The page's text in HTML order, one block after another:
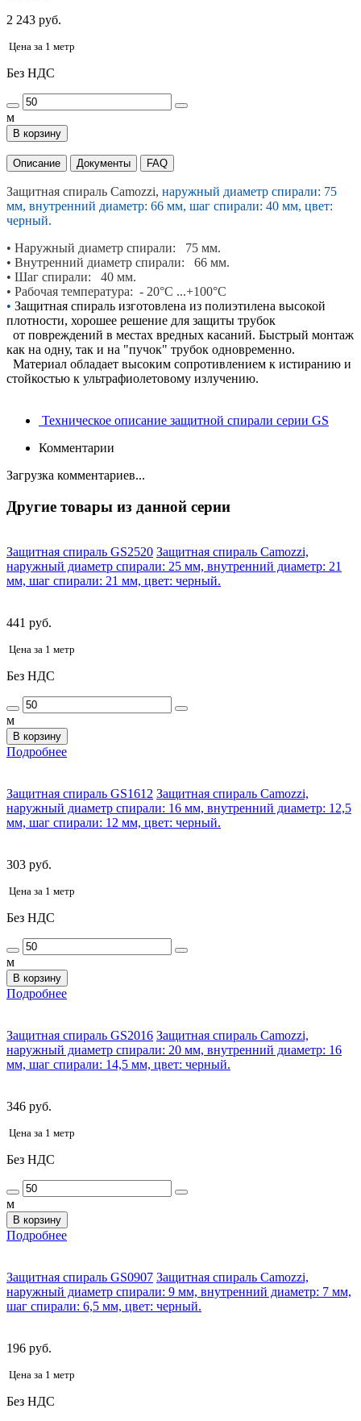
2 243 руб.
Цена за 1 метр
Без НДС
м
В корзину
Описание Документы FAQ
Защитная спираль Camozzi, наружный диаметр спирали: 75
мм, внутренний диаметр: 66 мм, шаг спирали: 40 мм, цвет:
черный.
• Наружный диаметр спирали: 75 мм.
• Внутренний диаметр спирали: 66 мм.
• Шаг спирали: 40 мм.
• Рабочая температура: - 20°С ...+100°С
• Защитная спираль изготовлена из полиэтилена высокой
плотности, хорошее решение для защиты трубок
от повреждений в местах вредных касаний. Быстрый монтаж
как на одну, так и на "пучок" трубок одновременно.
Материал обладает высоким сопротивлением к истиранию и
стойкостью к ультрафиолетовому излучению.
Техническое описание защитной спирали серии GS
Комментарии
Загрузка комментариев...
Другие товары из данной серии
Защитная спираль GS2520 Защитная спираль Camozzi,
наружный диаметр спирали: 25 мм, внутренний диаметр: 21
мм, шаг спирали: 21 мм, цвет: черный.
441 руб.
Цена за 1 метр
Без НДС
м
В корзину
Подробнее
Защитная спираль GS1612 Защитная спираль Camozzi,
наружный диаметр спирали: 16 мм, внутренний диаметр: 12,5
мм, шаг спирали: 12 мм, цвет: черный.
303 руб.
Цена за 1 метр
Без НДС
м
В корзину
Подробнее
Защитная спираль GS2016 Защитная спираль Camozzi,
наружный диаметр спирали: 20 мм, внутренний диаметр: 16
мм, шаг спирали: 14,5 мм, цвет: черный.
346 руб.
Цена за 1 метр
Без НДС
м
В корзину
Подробнее
Защитная спираль GS0907 Защитная спираль Camozzi,
наружный диаметр спирали: 9 мм, внутренний диаметр: 7 мм,
шаг спирали: 6,5 мм, цвет: черный.
196 руб.
Цена за 1 метр
Без НДС